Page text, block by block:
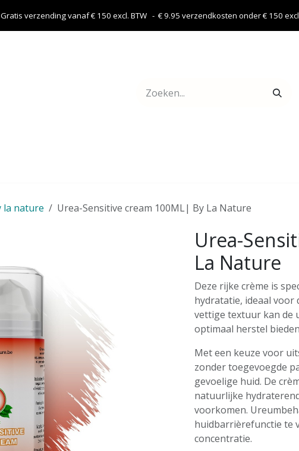
Gratis verzending vanaf € 150 excl. BTW - € 9.95 verzendkosten onder € 150
la nature Urea-Sensitive cream 100ML| By La Nature
Urea-
La Nature
Deze rijke crème is
hydratatie, ideaal voor
vettige textuur kan de
optimaal herstel
Met een keuze voor
zonder toegevoegde
gevoelige huid. De
natuurlijke
voorkomen.
huidbarrièrefunctie te
concentratie.